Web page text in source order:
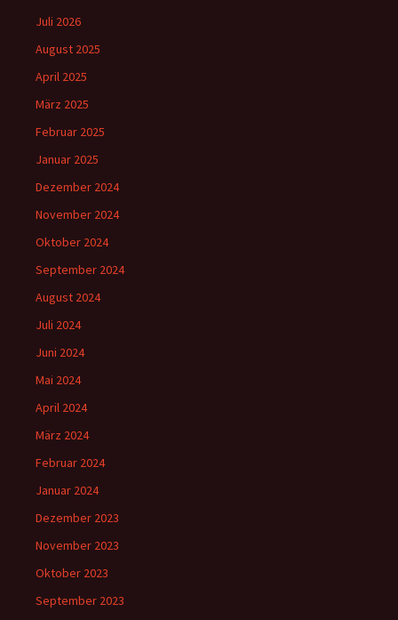
Juli 2026
August 2025
April 2025
März 2025
Februar 2025
Januar 2025
Dezember 2024
November 2024
Oktober 2024
September 2024
August 2024
Juli 2024
Juni 2024
Mai 2024
April 2024
März 2024
Februar 2024
Januar 2024
Dezember 2023
November 2023
Oktober 2023
September 2023